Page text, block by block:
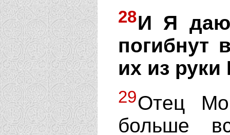
28И Я даю
погибнут
их из
29Отец
больше